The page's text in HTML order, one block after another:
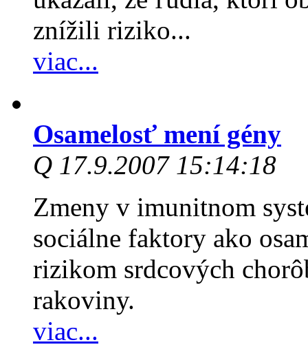
znížili riziko...
viac...
Osamelosť mení gény
Q 17.9.2007 15:14:18
Zmeny v imunitnom
sociálne faktory ako
rizikom srdcových
rakoviny.
viac...